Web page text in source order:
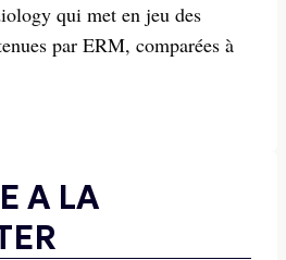
qui met en jeu des
par ERM, comparées à
A LA